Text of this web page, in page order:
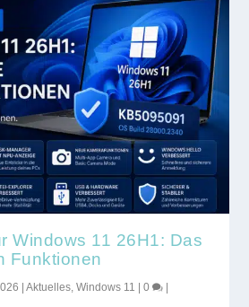
Windows 11 26H1: Das
Funktionen
|Aktuelles,Windows 11 |0